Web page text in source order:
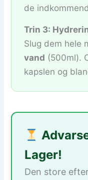
de
Trin 3:
Slug dem hele
vand (500ml).
kapslen og
Lager!
Den store